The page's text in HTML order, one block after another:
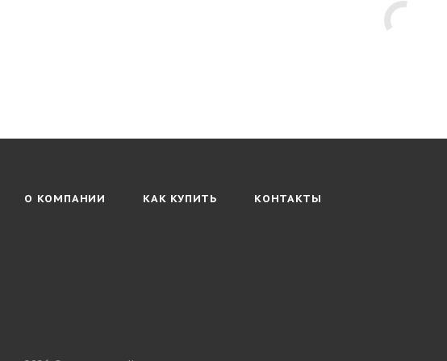
О КОМПАНИИ КАК КУПИТЬ КОНТАКТЫ